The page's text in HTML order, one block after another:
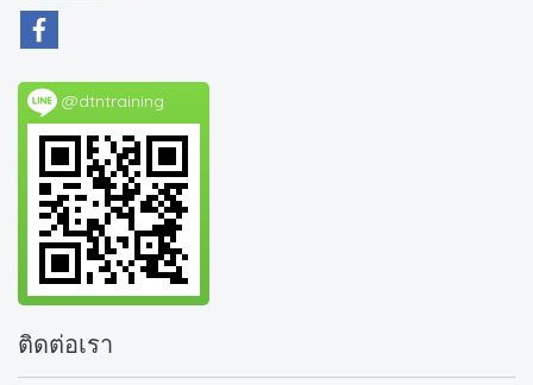
@dtntraining
ติดต่อเรา